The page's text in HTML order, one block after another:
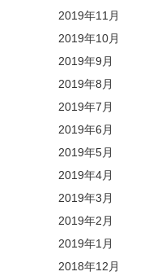
2019年11月
2019年10月
2019年9月
2019年8月
2019年7月
2019年6月
2019年5月
2019年4月
2019年3月
2019年2月
2019年1月
2018年12月